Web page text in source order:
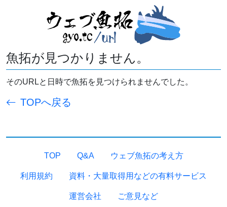
魚拓が見つかりません。
そのURLと日時で魚拓を見つけられませんでした。
TOPへ戻る
TOP Q&A ウェブ魚拓の考え方
利用規約 資料・大量取得用などの有料サービス
運営会社 ご意見など